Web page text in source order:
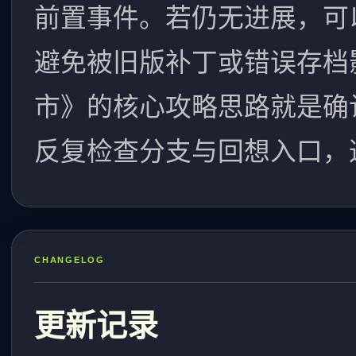
前置事件。若仍无进展，
避免被旧版补丁或错误存
市》的核心攻略思路就是
反复检查分支与回想入口
CHANGELOG
更新记录